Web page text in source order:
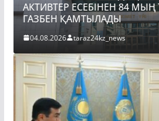
ТҰРАҚТЫ
ПРЕЗИДЕНТ
БАСШЫСЫН
06.08.2026